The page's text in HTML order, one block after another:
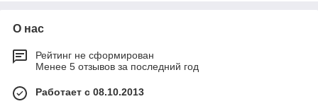
О нас
Рейтинг не сформирован
Менее 5 отзывов за последний год
Работает с 08.10.2013